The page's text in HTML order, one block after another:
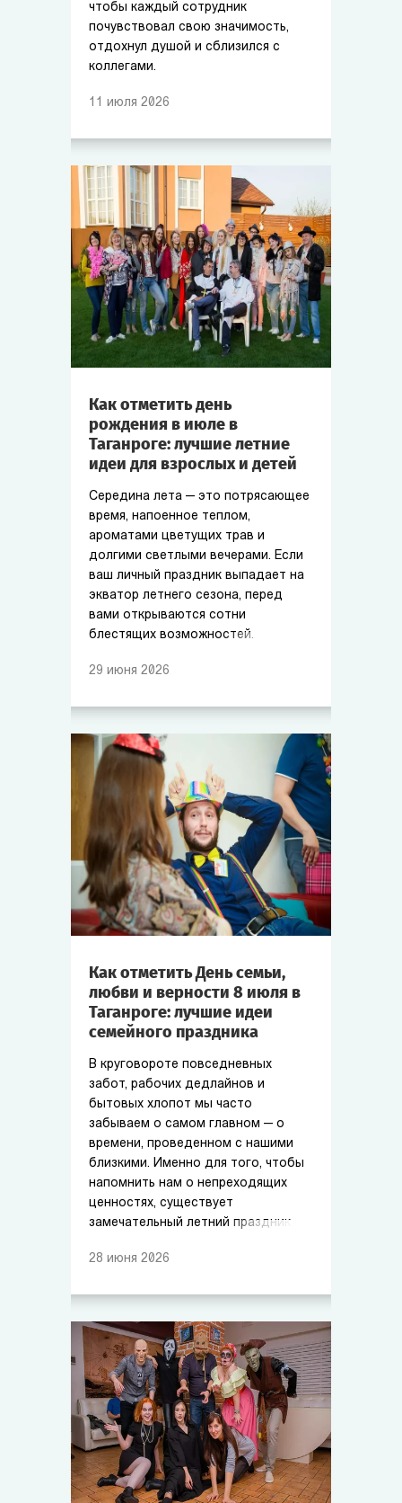
чтобы каждый сотрудник
почувствовал свою значимость,
отдохнул душой и сблизился с
коллегами.
11 июля 2026
Как отметить день
рождения в июле в
Таганроге: лучшие летние
идеи для взрослых и детей
Середина лета — это потрясающее
время, напоенное теплом,
ароматами цветущих трав и
долгими светлыми вечерами. Если
ваш личный праздник выпадает на
экватор летнего сезона, перед
вами открываются сотни
блестящих возможностей.
29 июня 2026
Как отметить День семьи,
любви и верности 8 июля в
Таганроге: лучшие идеи
семейного праздника
В круговороте повседневных
забот, рабочих дедлайнов и
бытовых хлопот мы часто
забываем о самом главном — о
времени, проведенном с нашими
близкими. Именно для того, чтобы
напомнить нам о непреходящих
ценностях, существует
замечательный летний праздник.
28 июня 2026